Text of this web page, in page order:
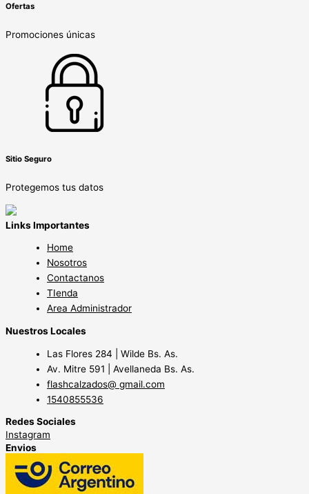
Ofertas
Promociones únicas
Sitio Seguro
Protegemos tus datos
Links Importantes
Home
Nosotros
Contactanos
TIenda
Area Administrador
Nuestros Locales
Las Flores 284 | Wilde Bs. As.
Av. Mitre 591 | Avellaneda Bs. As.
flashcalzados@ gmail.com
1540855536
Redes Sociales
Instagram
Envios